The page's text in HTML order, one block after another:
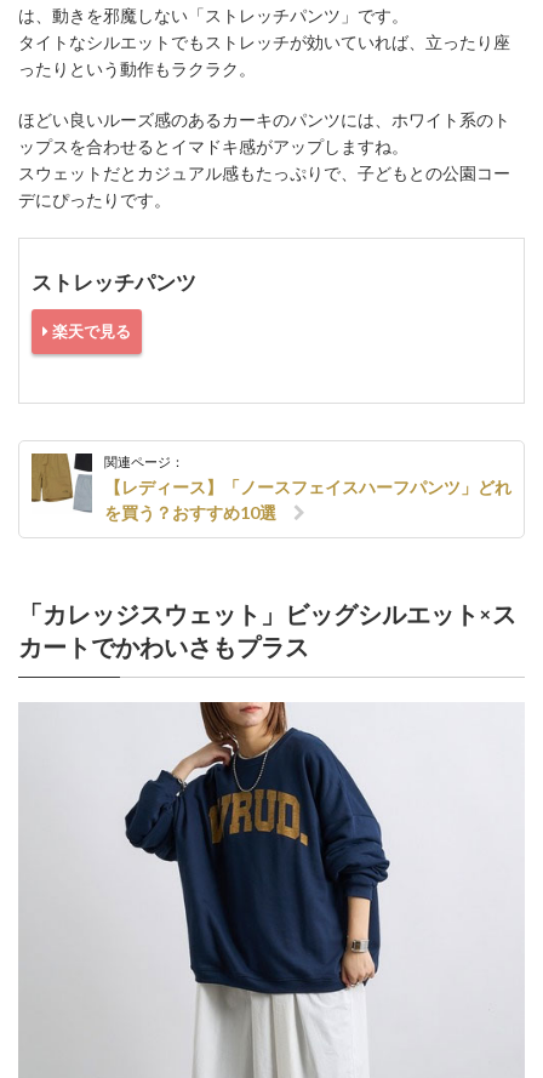
は、動きを邪魔しない「ストレッチパンツ」です。
タイトなシルエットでもストレッチが効いていれば、立ったり座
ったりという動作もラクラク。
ほどい良いルーズ感のあるカーキのパンツには、ホワイト系のト
ップスを合わせるとイマドキ感がアップしますね。
スウェットだとカジュアル感もたっぷりで、子どもとの公園コー
デにぴったりです。
ストレッチパンツ
楽天で見る
関連ページ：
【レディース】「ノースフェイスハーフパンツ」どれ
を買う？おすすめ10選
「カレッジスウェット」ビッグシルエット×ス
カートでかわいさもプラス